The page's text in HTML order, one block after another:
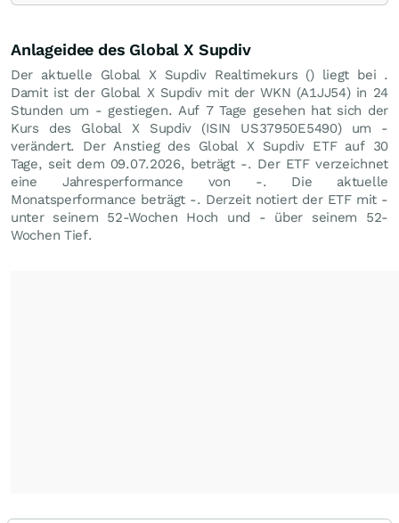
Anlageidee des Global X Supdiv
Der aktuelle Global X Supdiv Realtimekurs () liegt bei .
Damit ist der Global X Supdiv mit der WKN (A1JJ54) in 24
Stunden um - gestiegen. Auf 7 Tage gesehen hat sich der
Kurs des Global X Supdiv (ISIN US37950E5490) um -
verändert. Der Anstieg des Global X Supdiv ETF auf 30
Tage, seit dem 09.07.2026, beträgt -. Der ETF verzeichnet
eine Jahresperformance von -. Die aktuelle
Monatsperformance beträgt -. Derzeit notiert der ETF mit -
unter seinem 52-Wochen Hoch und - über seinem 52-
Wochen Tief.